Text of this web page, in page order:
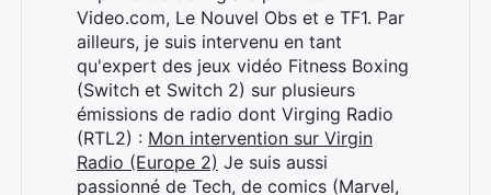
Video.com, Le Nouvel Obs et e TF1. Par
ailleurs, je suis intervenu en tant
qu'expert des jeux vidéo Fitness Boxing
(Switch et Switch 2) sur plusieurs
émissions de radio dont Virging Radio
(RTL2) : Mon intervention sur Virgin
Radio (Europe 2) Je suis aussi
passionné de Tech, de comics (Marvel,
Rechercher